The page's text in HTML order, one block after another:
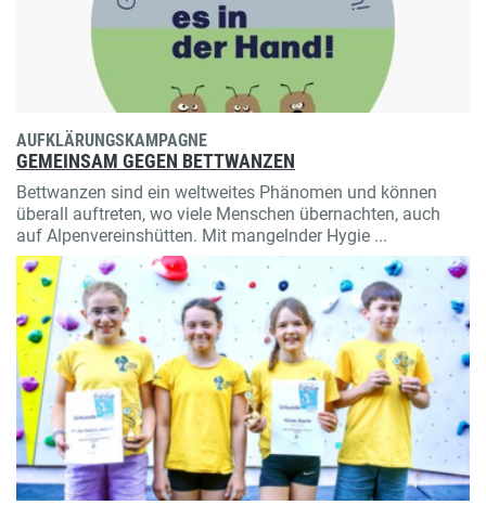
AUFKLÄRUNGSKAMPAGNE
GEMEINSAM GEGEN BETTWANZEN
Bettwanzen sind ein weltweites Phänomen und können
überall auftreten, wo viele Menschen übernachten, auch
auf Alpenvereinshütten. Mit mangelnder Hygie ...